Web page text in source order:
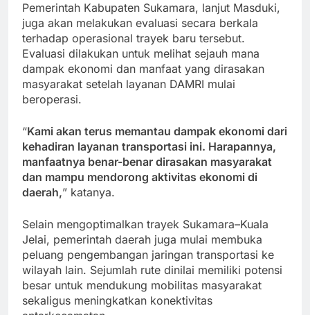
Pemerintah Kabupaten Sukamara, lanjut Masduki,
juga akan melakukan evaluasi secara berkala
terhadap operasional trayek baru tersebut.
Evaluasi dilakukan untuk melihat sejauh mana
dampak ekonomi dan manfaat yang dirasakan
masyarakat setelah layanan DAMRI mulai
beroperasi.
“Kami akan terus memantau dampak ekonomi dari
kehadiran layanan transportasi ini. Harapannya,
manfaatnya benar-benar dirasakan masyarakat
dan mampu mendorong aktivitas ekonomi di
daerah,” katanya.
Selain mengoptimalkan trayek Sukamara–Kuala
Jelai, pemerintah daerah juga mulai membuka
peluang pengembangan jaringan transportasi ke
wilayah lain. Sejumlah rute dinilai memiliki potensi
besar untuk mendukung mobilitas masyarakat
sekaligus meningkatkan konektivitas